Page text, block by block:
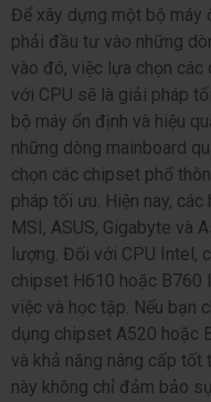
Để xây dựng một bộ máy
phải đầu tư vào những
vào đó, việc lựa chọn
với CPU sẽ là giải pháp
bộ máy ổn định và hiệu
những dòng mainboard
chọn các chipset phổ
pháp tối ưu. Hiện nay,
MSI, ASUS, Gigabyte và
lượng. Đối với CPU Intel,
chipset H610 hoặc B760
việc và học tập. Nếu bạn
dụng chipset A520 hoặc
và khả năng nâng cấp
này không chỉ đảm bảo